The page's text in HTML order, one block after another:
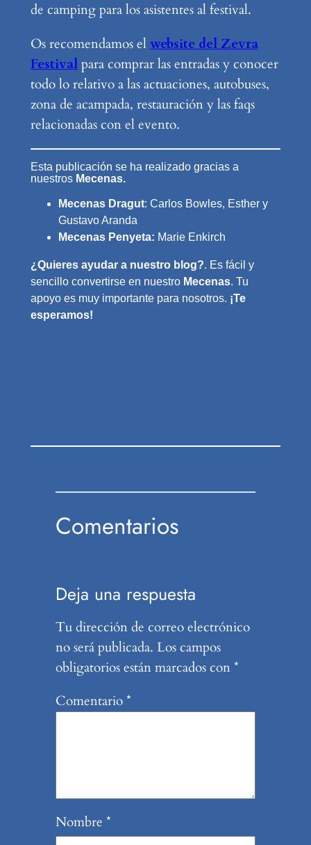
de camping para los asistentes al festival.
Os recomendamos elwebsite del Zevra
Festivalpara comprar las entradas y conocer
todo lo relativo a las actuaciones, autobuses,
zona de acampada, restauración y las faqs
relacionadas con el evento.
Esta publicación se ha realizado gracias a
nuestros Mecenas.
Mecenas Dragut: Carlos Bowles, Esther y
Gustavo Aranda
Mecenas Penyeta: Marie Enkirch
¿Quieres ayudar a nuestro blog?. Es fácil y
sencillo convertirse en nuestro Mecenas. Tu
apoyo es muy importante para nosotros. ¡Te
esperamos!
Comentarios
Deja una respuesta
Tu dirección de correo electrónico
no será publicada. Los campos
obligatorios están marcados con*
Comentario*
Nombre *